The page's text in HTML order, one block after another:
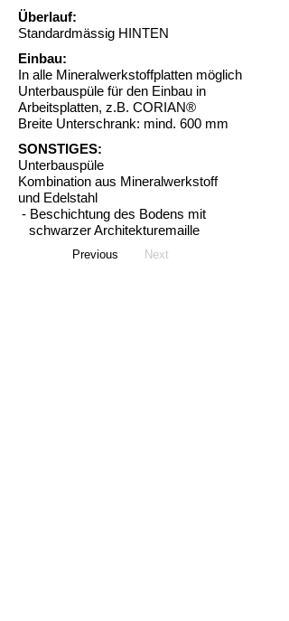
Überlauf:
Standardmässig HINTEN
Einbau:
In alle Mineralwerkstoffplatten möglich
Unterbauspüle für den Einbau in
Arbeitsplatten, z.B. CORIAN®
Breite Unterschrank: mind. 600 mm
SONSTIGES:
Unterbauspüle
Kombination aus Mineralwerkstoff
und Edelstahl
- Beschichtung des Bodens mit
schwarzer Architekturemaille
Previous Next